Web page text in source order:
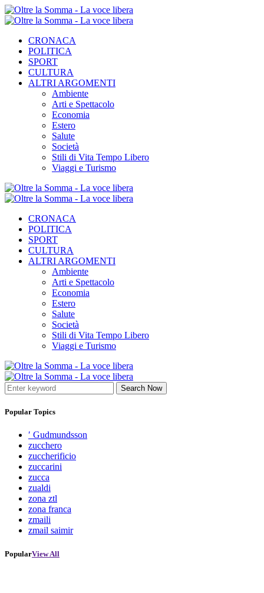
CRONACA
POLITICA
SPORT
CULTURA
ALTRI ARGOMENTI
Ambiente
Arti e Spettacolo
Economia
Estero
Salute
Società
Stili di Vita Tempo Libero
Viaggi e Turismo
CRONACA
POLITICA
SPORT
CULTURA
ALTRI ARGOMENTI
Ambiente
Arti e Spettacolo
Economia
Estero
Salute
Società
Stili di Vita Tempo Libero
Viaggi e Turismo
Search Now
Popular Topics
′ Gudmundsson
zucchero
zuccherificio
zuccarini
zucca
zualdi
zona ztl
zona franca
zmaili
zmail saimir
PopularView All